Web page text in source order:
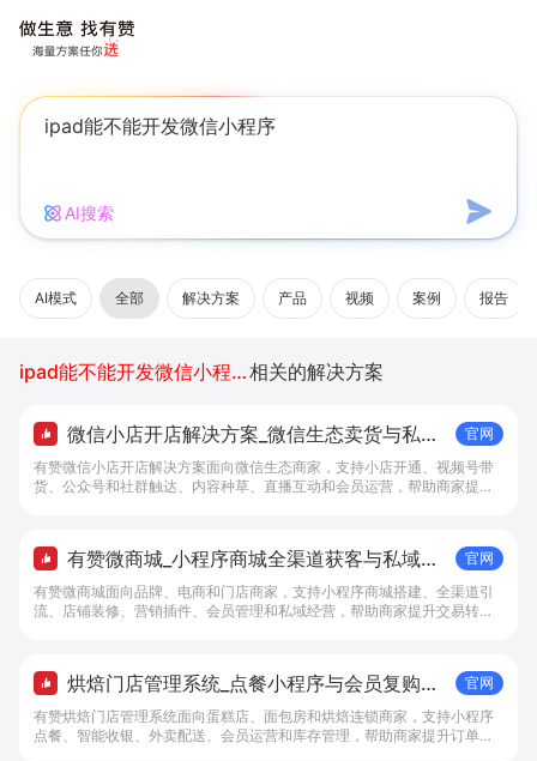
AI搜索
AI模式 全部 解决方案 产品 视频 案例 报告
ipad能不能开发微信小程序相关的解决方案
微信小店开店解决方案_微信生态卖货与私域
经营 - 做生意, 找有赞
官网
有赞微信小店开店解决方案面向微信生态商家，支持小店开通、视频号带
货、公众号和社群触达、内容种草、直播互动和会员运营，帮助商家提升
有赞微商城_小程序商城全渠道获客与私域复
购工具 - 做生意, 找有赞
官网
有赞微商城面向品牌、电商和门店商家，支持小程序商城搭建、全渠道引
流、店铺装修、营销插件、会员管理和私域经营，帮助商家提升交易转化
烘焙门店管理系统_点餐小程序与会员复购工
具 - 做生意, 找有赞
官网
有赞烘焙门店管理系统面向蛋糕店、面包房和烘焙连锁商家，支持小程序
点餐、智能收银、外卖配送、会员运营和库存管理，帮助商家提升订单转